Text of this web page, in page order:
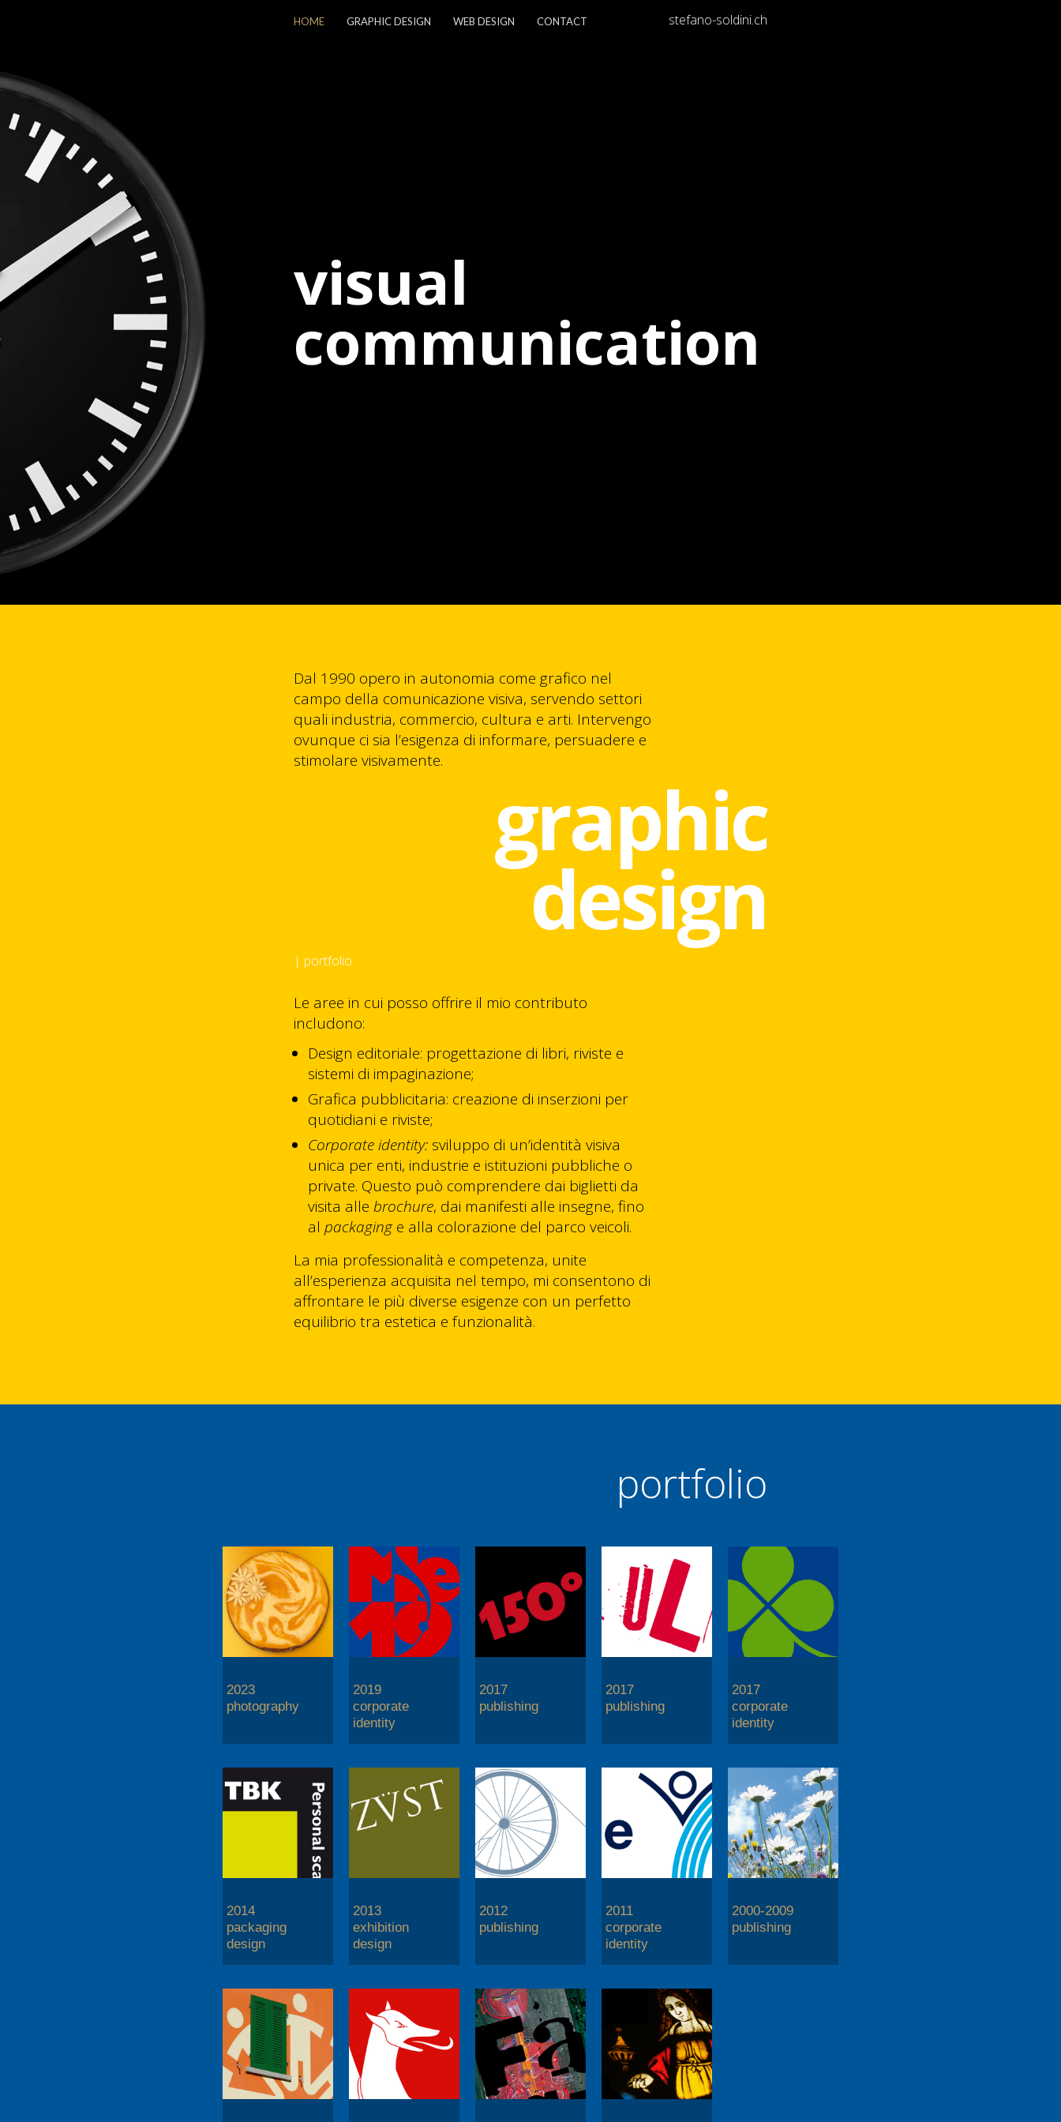
HOME GRAPHIC DESIGN WEB DESIGN CONTACT stefano-soldini.ch
visual
communication
Dal 1990 opero in autonomia come grafico nel
campo della comunicazione visiva, servendo settori
quali industria, commercio, cultura e arti. Intervengo
ovunque ci sia l’esigenza di informare, persuadere e
stimolare visivamente.
graphic
design
| portfolio
Le aree in cui posso offrire il mio contributo
includono:
Design editoriale: progettazione di libri, riviste e
sistemi di impaginazione;
Grafica pubblicitaria: creazione di inserzioni per
quotidiani e riviste;
Corporate identity: sviluppo di un’identità visiva
unica per enti, industrie e istituzioni pubbliche o
private. Questo può comprendere dai biglietti da
visita alle brochure, dai manifesti alle insegne, fino
al packaginge alla colorazione del parco veicoli.
La mia professionalità e competenza, unite
all’esperienza acquisita nel tempo, mi consentono di
affrontare le più diverse esigenze con un perfetto
equilibrio tra estetica e funzionalità.
portfolio
2023
photography
2019
corporate
identity
2017
publishing
2017
publishing
2017
corporate
identity
2014
packaging
design
2013
exhibition
design
2012
publishing
2011
corporate
identity
2000-2009
publishing